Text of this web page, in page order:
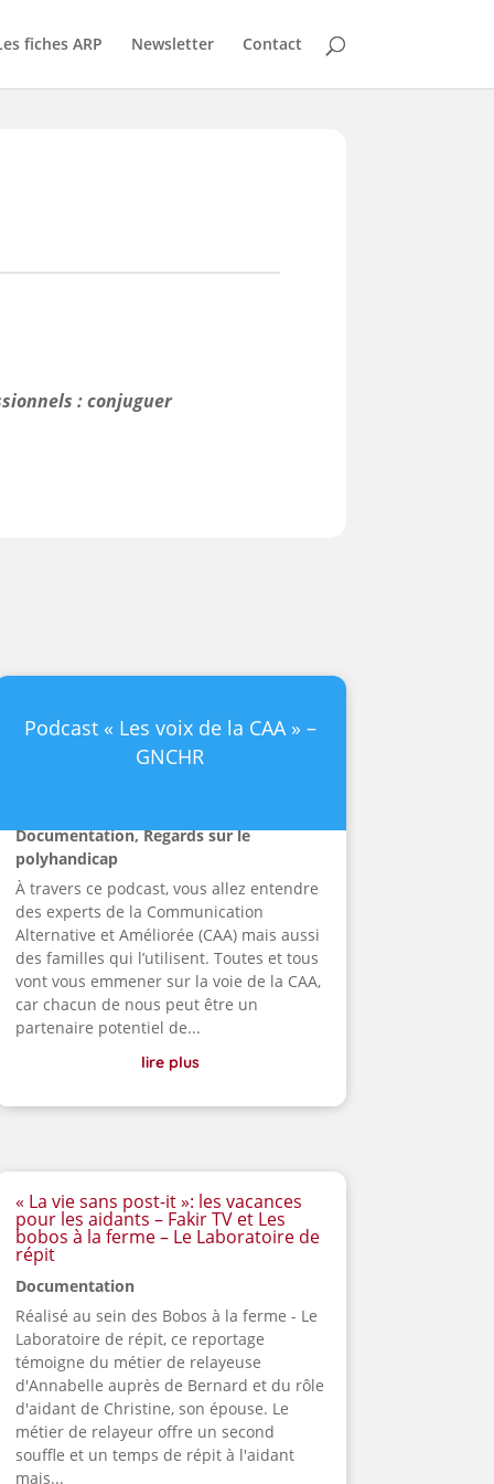
fiches ARP Newsletter Contact
: conjuguer
Podcast « Les voix de la CAA » –
GNCHR
Documentation,Regards sur le
polyhandicap
À travers ce podcast, vous allez entendre
des experts de la Communication
Alternative et Améliorée (CAA) mais aussi
des familles qui l’utilisent. Toutes et tous
vont vous emmener sur la voie de la CAA,
car chacun de nous peut être un
partenaire potentiel de...
lire plus
« La vie sans post-it »: les vacances
pour les aidants – Fakir TV et Les
bobos à la ferme – Le Laboratoire de
répit
Documentation
Réalisé au sein des Bobos à la ferme - Le
Laboratoire de répit, ce reportage
témoigne du métier de relayeuse
d'Annabelle auprès de Bernard et du rôle
d'aidant de Christine, son épouse. Le
métier de relayeur offre un second
souffle et un temps de répit à l'aidant
mais...